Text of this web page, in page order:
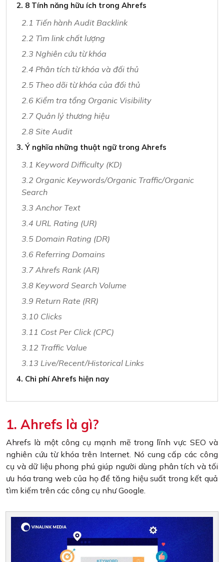
2. 8 Tính năng hữu ích trong Ahrefs
2.1 Tiến hành Audit Backlink
2.2 Tìm link chất lượng
2.3 Nghiên cứu từ khóa
2.4 Phân tích từ khóa và đối thủ
2.5 Theo dõi từ khóa của đối thủ
2.6 Kiểm tra tổng Organic Visibility
2.7 Quản lý thương hiệu
2.8 Site Audit
3. Ý nghĩa những thuật ngữ trong Ahrefs
3.1 Keyword Difficulty (KD)
3.2 Organic Keywords/Organic Traffic/Organic
Search
3.3 Anchor Text
3.4 URL Rating (UR)
3.5 Domain Rating (DR)
3.6 Referring Domains
3.7 Ahrefs Rank (AR)
3.8 Keyword Search Volume
3.9 Return Rate (RR)
3.10 Clicks
3.11 Cost Per Click (CPC)
3.12 Traffic Value
3.13 Live/Recent/Historical Links
4. Chi phí Ahrefs hiện nay
1. Ahrefs là gì?
Ahrefs là một công cụ mạnh mẽ trong lĩnh vực SEO và
nghiên cứu từ khóa trên Internet. Nó cung cấp các công
cụ và dữ liệu phong phú giúp người dùng phân tích và tối
ưu hóa trang web của họ để tăng hiệu suất trong kết quả
tìm kiếm trên các công cụ như Google.